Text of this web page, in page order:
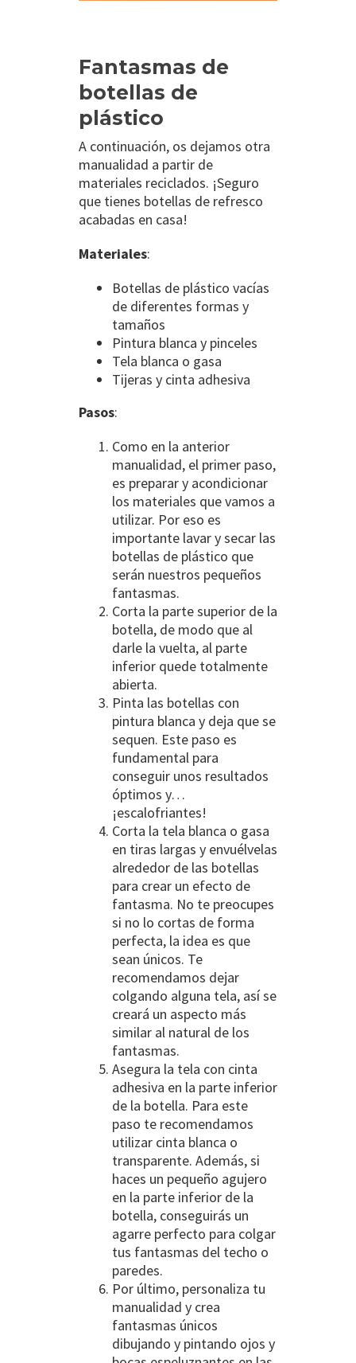
Fantasmas de
botellas de
plástico
A continuación, os dejamos otra
manualidad a partir de
materiales reciclados. ¡Seguro
que tienes botellas de refresco
acabadas en casa!
Materiales:
Botellas de plástico vacías
de diferentes formas y
tamaños
Pintura blanca y pinceles
Tela blanca o gasa
Tijeras y cinta adhesiva
Pasos:
Como en la anterior
manualidad, el primer paso,
es preparar y acondicionar
los materiales que vamos a
utilizar. Por eso es
importante lavar y secar las
botellas de plástico que
serán nuestros pequeños
fantasmas.
Corta la parte superior de la
botella, de modo que al
darle la vuelta, al parte
inferior quede totalmente
abierta.
Pinta las botellas con
pintura blanca y deja que se
sequen. Este paso es
fundamental para
conseguir unos resultados
óptimos y…
¡escalofriantes!
Corta la tela blanca o gasa
en tiras largas y envuélvelas
alrededor de las botellas
para crear un efecto de
fantasma. No te preocupes
si no lo cortas de forma
perfecta, la idea es que
sean únicos. Te
recomendamos dejar
colgando alguna tela, así se
creará un aspecto más
similar al natural de los
fantasmas.
Asegura la tela con cinta
adhesiva en la parte inferior
de la botella. Para este
paso te recomendamos
utilizar cinta blanca o
transparente. Además, si
haces un pequeño agujero
en la parte inferior de la
botella, conseguirás un
agarre perfecto para colgar
tus fantasmas del techo o
paredes.
Por último, personaliza tu
manualidad y crea
fantasmas únicos
dibujando y pintando ojos y